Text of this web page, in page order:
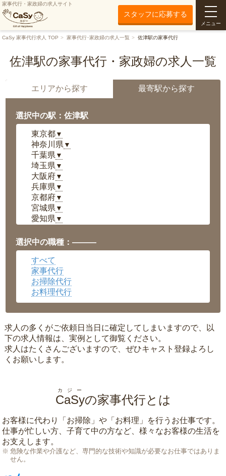
家事代行・家政婦の求人サイト
スタッフに応募する
メニュー
CaSy 家事代行求人 TOP 家事代行･家政婦の求人一覧 佐津駅の家事代行
佐津駅の家事代行・家政婦の求人一覧
エリアから探す 最寄駅から探す
選択中の駅：佐津駅
東京都▼
神奈川県 ▼
千葉県 ▼
埼玉県 ▼
大阪府▼
兵庫県 ▼
京都府▼
宮城県 ▼
愛知県 ▼
岡山県▼
広島県▼
沖縄県
選択中の職種：———
すべて
家事代行
お掃除代行
お料理代行
求人の多くがご依頼日当日に確定してしまいますので、以
下の求人情報は、実例として御覧ください。
求人はたくさんございますので、ぜひキャスト登録よろし
くお願いします。
CaSy
カジー
の家事代行とは
お客様に代わり「 お掃除 」や「 お料理 」を行うお仕事です。
仕事が忙しい方、子育て中の方など、様々なお客様の生活を
お支えします。
危険な作業や介護など、専門的な技術や知識が必要なお仕事ではありま
せん。